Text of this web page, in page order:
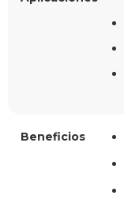
Beneficios